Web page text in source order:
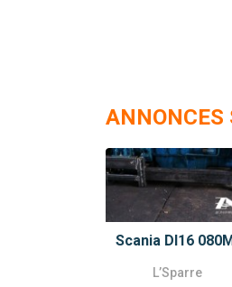
ANNONCES
Scania DI16
L’Sparre